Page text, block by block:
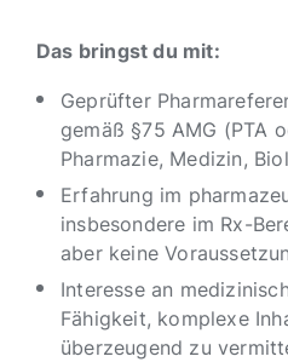
Das bringst du mit:
Geprüfter
gemäß §75 AMG (PTA
Pharmazie, Medizin,
Erfahrung im
insbesondere im Rx-
aber keine
Interesse an
Fähigkeit, komplexe
überzeugend zu